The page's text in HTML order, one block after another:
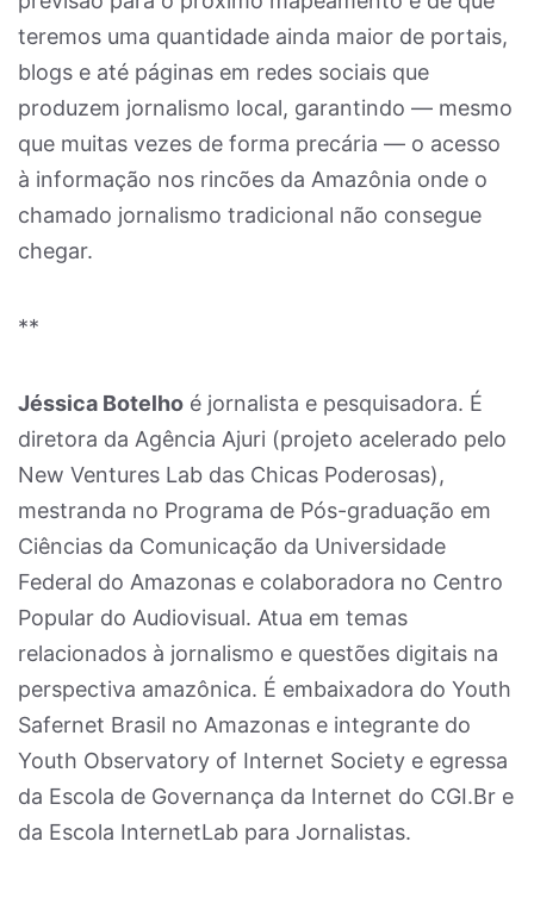
teremos uma quantidade ainda maior de portais,
blogs e até páginas em redes sociais que
produzem jornalismo local, garantindo — mesmo
que muitas vezes de forma precária — o acesso
à informação nos rincões da Amazônia onde o
chamado jornalismo tradicional não consegue
chegar.
**
Jéssica Botelho é jornalista e pesquisadora. É
diretora da Agência Ajuri (projeto acelerado pelo
New Ventures Lab das Chicas Poderosas),
mestranda no Programa de Pós-graduação em
Ciências da Comunicação da Universidade
Federal do Amazonas e colaboradora no Centro
Popular do Audiovisual. Atua em temas
relacionados à jornalismo e questões digitais na
perspectiva amazônica. É embaixadora do Youth
Safernet Brasil no Amazonas e integrante do
Youth Observatory of Internet Society e egressa
da Escola de Governança da Internet do CGI.Br e
da Escola InternetLab para Jornalistas.